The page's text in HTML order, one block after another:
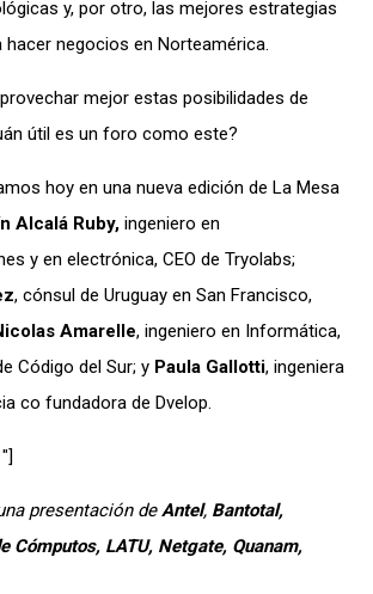
y, por otro, las mejores estrategias
negocios en Norteamérica.
mejor estas posibilidades de
útil es un foro como este?
hoy en una nueva edición de La Mesa
Alcalá Ruby, ingeniero en
y en electrónica, CEO de Tryolabs;
, cónsul de Uruguay en San Francisco,
Amarelle, ingeniero en Informática,
Código del Sur; y Paula Gallotti, ingeniera
co fundadora de Dvelop.
presentación deAntel, Bantotal,
Cómputos, LATU, Netgate, Quanam,